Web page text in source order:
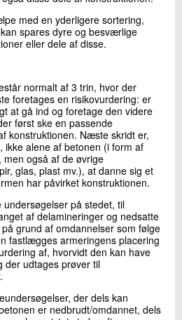
Send
med en yderligere sortering,
spares dyre og besvær­lige
eller dele af disse.
normalt af 3 trin, hvor der
foretages en risikovurdering: er
at gå ind og foretage den videre
først ske en passende
konstruktionen. Næste skridt er,
ikke alene af betonen (i form af
men også af de øvrige
glas, plast mv.), at danne sig et
har påvirket konstruktionen.
på stedet, til
af delamineringer og nedsatte
grund af omdannelser som følge
fastlægges armeringens placering
af, hvorvidt den kan have
der udtages prøver til
der dels kan
er nedbrudt/­omdannet, dels